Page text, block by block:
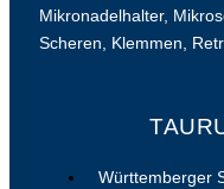
Mikronadelhalter,
Scheren, Klemmen,
Württemberger